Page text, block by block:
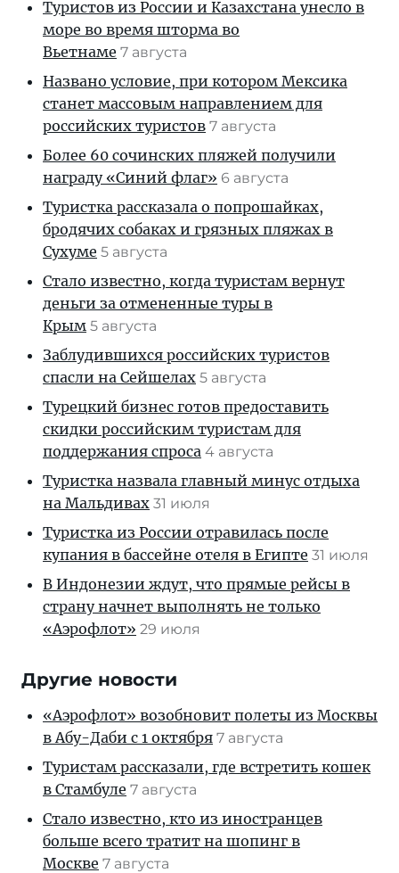
Туристов из России и Казахстана унесло в
море во время шторма во
Вьетнаме 7 августа
Названо условие, при котором Мексика
станет массовым направлением для
российских туристов 7 августа
Более 60 сочинских пляжей получили
награду «Синий флаг» 6 августа
Туристка рассказала о попрошайках,
бродячих собаках и грязных пляжах в
Сухуме 5 августа
Стало известно, когда туристам вернут
деньги за отмененные туры в
Крым 5 августа
Заблудившихся российских туристов
спасли на Сейшелах 5 августа
Турецкий бизнес готов предоставить
скидки российским туристам для
поддержания спроса 4 августа
Туристка назвала главный минус отдыха
на Мальдивах 31 июля
Туристка из России отравилась после
купания в бассейне отеля в Египте 31 июля
В Индонезии ждут, что прямые рейсы в
страну начнет выполнять не только
«Аэрофлот» 29 июля
Другие новости
«Аэрофлот» возобновит полеты из Москвы
в Абу-Даби с 1 октября 7 августа
Туристам рассказали, где встретить кошек
в Стамбуле 7 августа
Стало известно, кто из иностранцев
больше всего тратит на шопинг в
Москве 7 августа